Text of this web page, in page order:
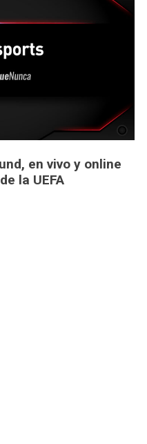
en vivo y online
la UEFA